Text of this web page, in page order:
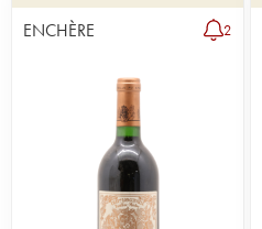
ENCHÈRE 2